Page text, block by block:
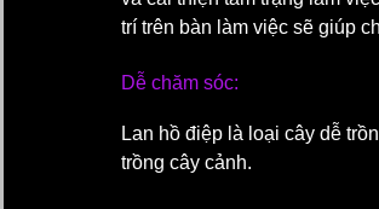
trí trên bàn làm việc sẽ giúp
Dễ chăm sóc:
Lan hồ điệp là loại cây dễ
trồng cây cảnh.